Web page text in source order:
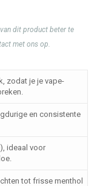
dit product beter te
met ons op.
zodat je je vape-
en consistente
ideaal voor
tot frisse menthol